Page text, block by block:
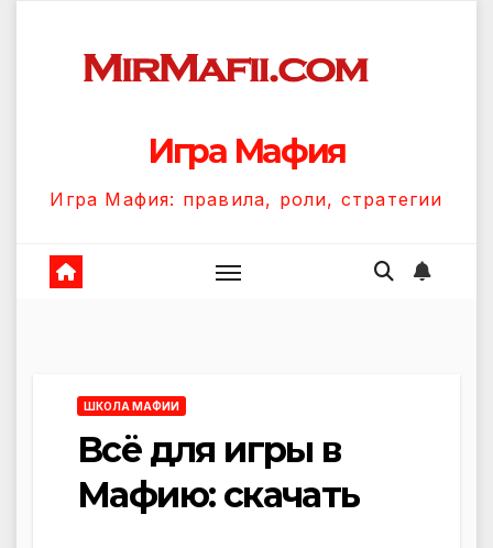
содержанию
Игра Мафия
Игра Мафия: правила, роли, стратегии
ШКОЛА МАФИИ
Всё для игры в
Мафию: скачать